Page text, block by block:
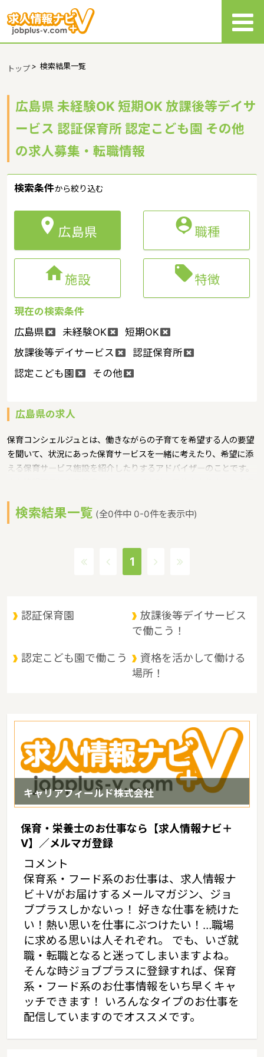
トップ> 検索結果一覧
広島県 未経験OK 短期OK 放課後等デイサ
ービス 認証保育所 認定こども園 その他
の求人募集・転職情報
検索条件から絞り込む
 広島県 職種
施設 特徴
現在の検索条件
広島県
未経験OK
短期OK
放課後等デイサービス
認証保育所
認定こども園
その他
広島県の求人
保育コンシェルジュとは、働きながらの子育てを希望する人の要望
を聞いて、状況にあった保育サービスを一緒に考えたり、希望に添
える保育サービス施設を紹介したりするアドバイザーのことです。
する取り組みを行っています。 広島県の政令指定都市は広島市、人
口は2832035人（2017/5/1現在）です。広島県内には、保育所や
6.4万円（2017年10月賃貸住宅 D-room調べ） 広島県は、原爆ド
り、観光地としても魅力的な都市であるというような特徴があるエ
リアです。
検索結果一覧 (全0件中 0-0件を表示中)
1
認証保育園
放課後等デイサービス
で働こう！
認定こども園で働こう
資格を活かして働ける
場所！
キャリアフィールド株式会社
保育・栄養士のお仕事なら【求人情報ナビ＋
V】／メルマガ登録
コメント
保育系・フード系のお仕事は、求人情報ナ
ビ＋Vがお届けするメールマガジン、ジョ
ブプラスしかないっ！ 好きな仕事を続けた
い！熱い思いを仕事にぶつけたい！…職場
に求める思いは人それぞれ。 でも、いざ就
職・転職となると迷ってしまいますよね。
そんな時ジョブプラスに登録すれば、保育
系・フード系のお仕事情報をいち早くキャ
ッチできます！ いろんなタイプのお仕事を
配信していますのでオススメです。